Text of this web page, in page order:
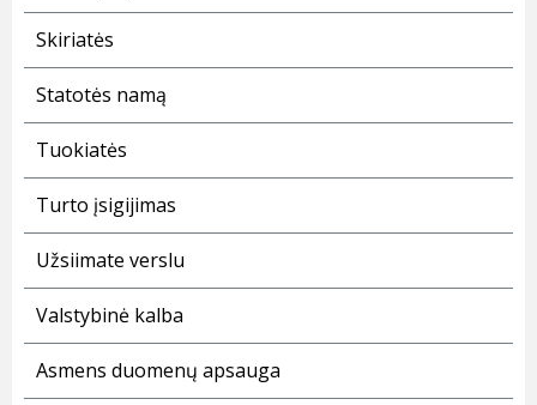
Skiriatės
Statotės namą
Tuokiatės
Turto įsigijimas
Užsiimate verslu
Valstybinė kalba
Asmens duomenų apsauga